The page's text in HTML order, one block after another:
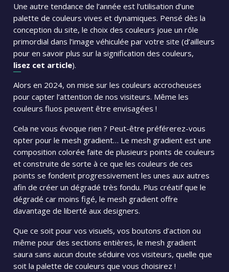
Une autre tendance de l’année est l’utilisation d’une
palette de couleurs vives et dynamiques. Pensé dès la
conception du site, le choix des couleurs joue un rôle
primordial dans l’image véhiculée par votre site (d’ailleurs
pour en savoir plus sur la signification des couleurs,
lisez cet article).
Alors en 2024, on mise sur les couleurs accrocheuses
pour capter l’attention de nos visiteurs. Même les
couleurs fluos peuvent être envisagées !
Cela ne vous évoque rien ? Peut-être préférerez-vous
opter pour le mesh gradient… Le mesh gradient est une
composition colorée faite de plusieurs points de couleurs
et construite de sorte à ce que les couleurs de ces
points se fondent progressivement les unes aux autres
afin de créer un dégradé très fondu. Plus créatif que le
dégradé car moins figé, le mesh gradient offre
davantage de liberté aux designers.
Que ce soit pour vos visuels, vos boutons d’action ou
même pour des sections entières, le mesh gradient
saura sans aucun doute séduire vos visiteurs, quelle que
soit la palette de couleurs que vous choisirez !